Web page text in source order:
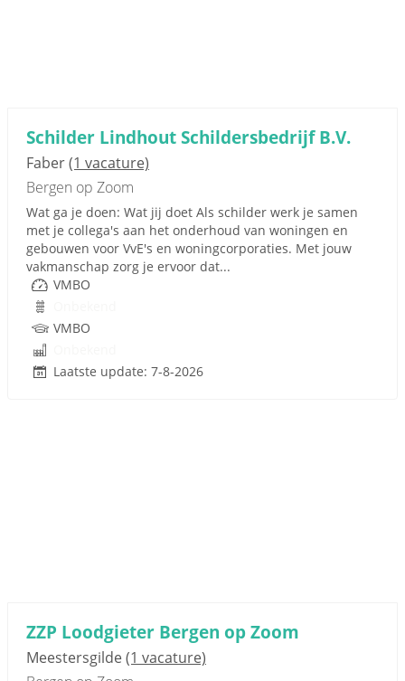
Schilder Lindhout Schildersbedrijf B.V.
Faber(1 vacature)
Bergen op Zoom
Wat ga je doen: Wat jij doet Als schilder werk je samen
met je collega's aan het onderhoud van woningen en
gebouwen voor VvE's en woningcorporaties. Met jouw
vakmanschap zorg je ervoor dat...
VMBO
VMBO
Laatste update: 7-8-2026
ZZP Loodgieter Bergen op Zoom
Meestersgilde(1 vacature)